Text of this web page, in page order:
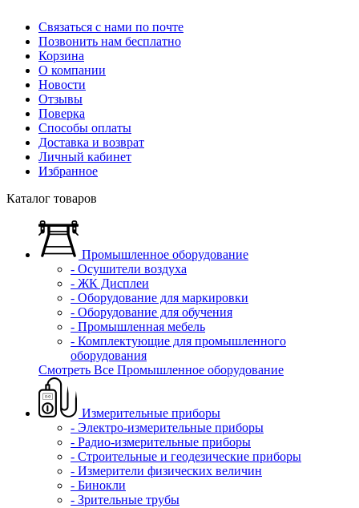
Связаться с нами по почте
Позвонить нам бесплатно
Корзина
О компании
Новости
Отзывы
Поверка
Способы оплаты
Доставка и возврат
Личный кабинет
Избранное
Каталог товаров
Промышленное оборудование
- Осушители воздуха
- ЖК Дисплеи
- Оборудование для маркировки
- Оборудование для обучения
- Промышленная мебель
- Комплектующие для промышленного
оборудования
Смотреть Все Промышленное оборудование
Измерительные приборы
- Электро-измерительные приборы
- Радио-измерительные приборы
- Строительные и геодезические приборы
- Измерители физических величин
- Бинокли
- Зрительные трубы